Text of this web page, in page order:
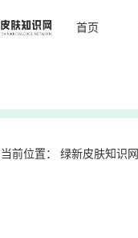
首页
当前位置： 绿新皮肤知识网